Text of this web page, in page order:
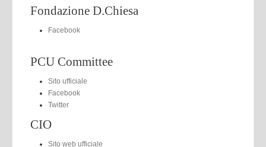
Fondazione D.Chiesa
Facebook
PCU Committee
Sito ufficiale
Facebook
Twitter
CIO
Sito web ufficiale